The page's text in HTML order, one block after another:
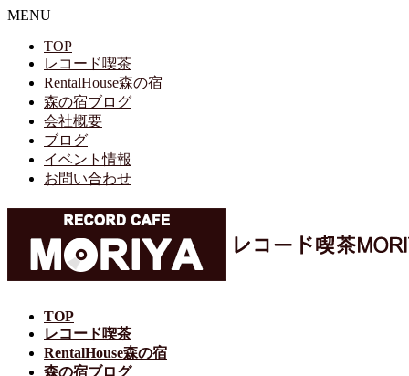
MENU
TOP
レコード喫茶
RentalHouse森の宿
森の宿ブログ
会社概要
ブログ
イベント情報
お問い合わせ
TOP
レコード喫茶
RentalHouse森の宿
森の宿ブログ